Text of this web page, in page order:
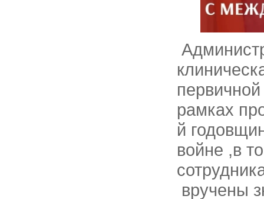
рамках
й
войне ,в
вручены